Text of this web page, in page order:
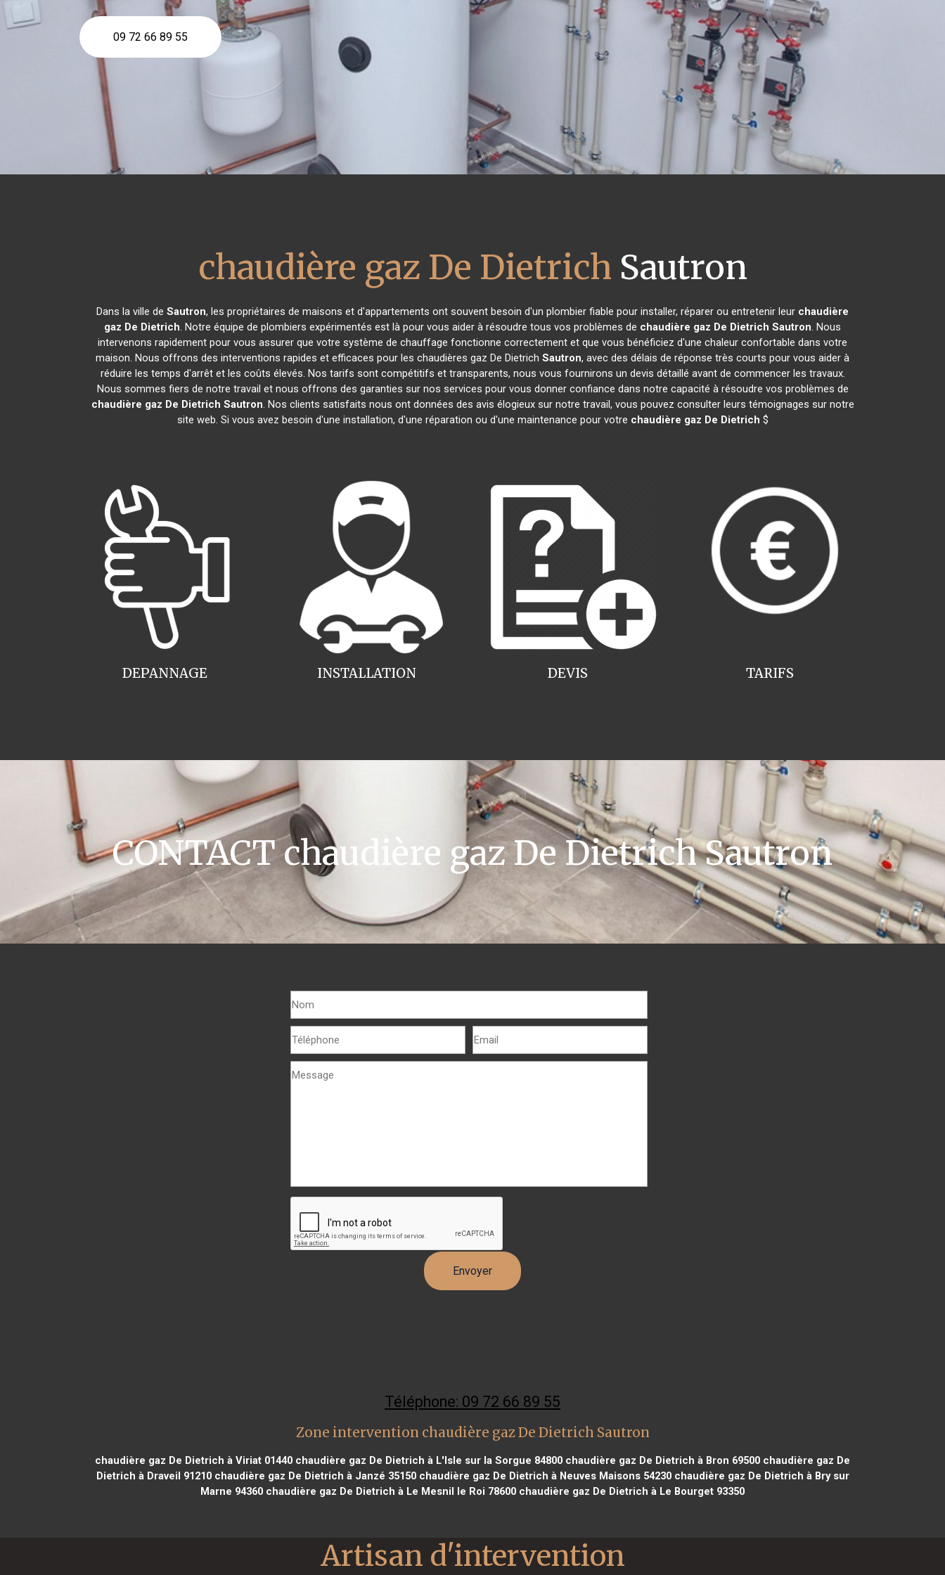
09 72 66 89 55
chaudière gaz De Dietrich Sautron
Dans la ville de Sautron, les propriétaires de maisons et d'appartements ont souvent besoin d'un plombier fiable pour installer, réparer ou entretenir leur chaudière
gaz De Dietrich. Notre équipe de plombiers expérimentés est là pour vous aider à résoudre tous vos problèmes de chaudière gaz De Dietrich Sautron. Nous
intervenons rapidement pour vous assurer que votre système de chauffage fonctionne correctement et que vous bénéficiez d'une chaleur confortable dans votre
maison. Nous offrons des interventions rapides et efficaces pour les chaudières gaz De Dietrich Sautron, avec des délais de réponse très courts pour vous aider à
réduire les temps d'arrêt et les coûts élevés. Nos tarifs sont compétitifs et transparents, nous vous fournirons un devis détaillé avant de commencer les travaux.
Nous sommes fiers de notre travail et nous offrons des garanties sur nos services pour vous donner confiance dans notre capacité à résoudre vos problèmes de
chaudière gaz De Dietrich Sautron. Nos clients satisfaits nous ont données des avis élogieux sur notre travail, vous pouvez consulter leurs témoignages sur notre
site web. Si vous avez besoin d'une installation, d'une réparation ou d'une maintenance pour votre chaudière gaz De Dietrich $
INSTALLATION
DEPANNAGE TARIFS
DEVIS
CONTACT chaudière gaz De Dietrich Sautron
Téléphone: 09 72 66 89 55
Zone intervention chaudière gaz De Dietrich Sautron
chaudière gaz De Dietrich à Viriat 01440 chaudière gaz De Dietrich à L'Isle sur la Sorgue 84800 chaudière gaz De Dietrich à Bron 69500 chaudière gaz De
Dietrich à Draveil 91210chaudière gaz De Dietrich à Janzé 35150chaudière gaz De Dietrich à Neuves Maisons 54230chaudière gaz De Dietrich à Bry sur
Marne 94360 chaudière gaz De Dietrich à Le Mesnil le Roi 78600 chaudière gaz De Dietrich à Le Bourget 93350
Artisan d'intervention